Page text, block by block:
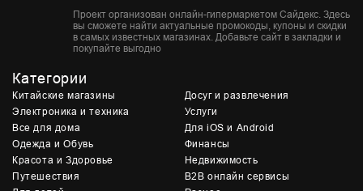
Проект организован онлайн-гипермаркетом Сайдекс. Здесь
вы сможете найти актуальные промокоды, купоны и скидки
в самых известных магазинах. Добавьте сайт в закладки и
покупайте выгодно
Категории
Китайские магазины
Электроника и техника
Все для дома
Одежда и Обувь
Красота и Здоровье
Путешествия
Досуг и развлечения
Услуги
Для iOS и Android
Финансы
Недвижимость
B2B онлайн сервисы